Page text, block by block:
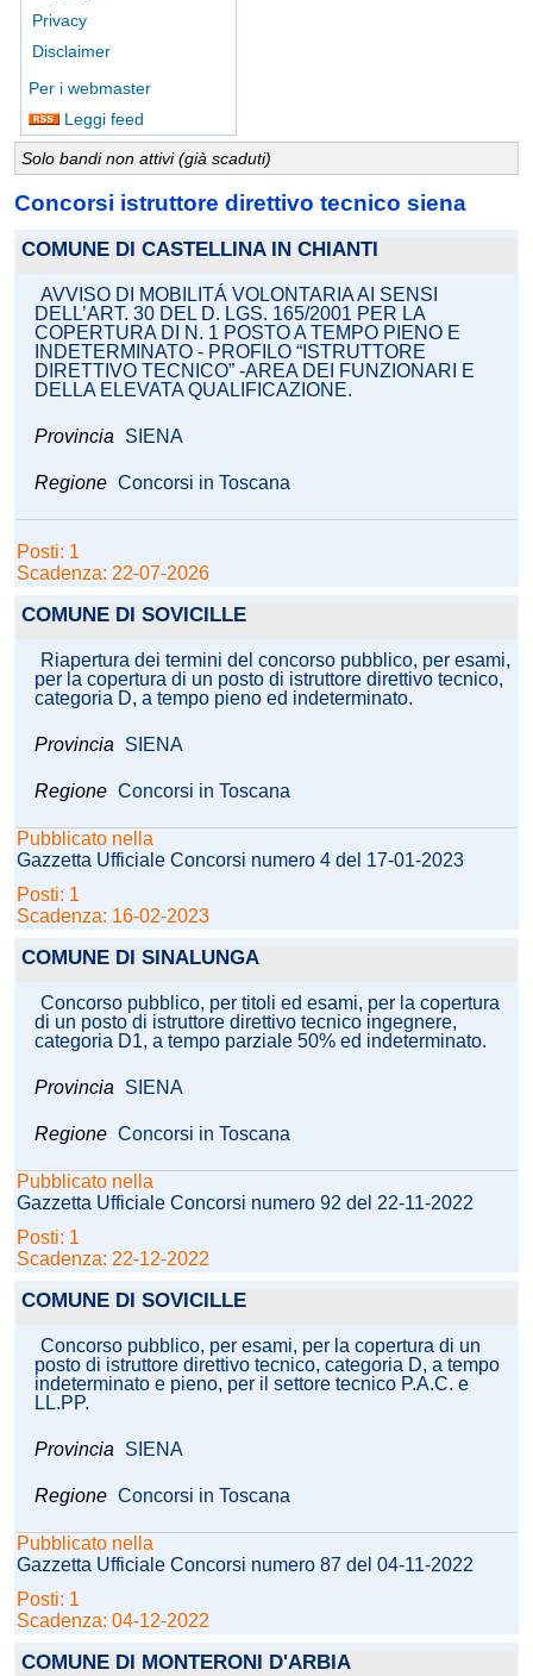
Privacy
Disclaimer
Per i webmaster
Leggi feed
Solo bandi non attivi (già scaduti)
Concorsi istruttore direttivo tecnico siena
COMUNE DI CASTELLINA IN CHIANTI
AVVISO DI MOBILITÁ VOLONTARIA AI SENSI
DELL’ART. 30 DEL D. LGS. 165/2001 PER LA
COPERTURA DI N. 1 POSTO A TEMPO PIENO E
INDETERMINATO - PROFILO “ISTRUTTORE
DIRETTIVO TECNICO” -AREA DEI FUNZIONARI E
DELLA ELEVATA QUALIFICAZIONE.
Provincia SIENA
Regione Concorsi in Toscana
Posti: 1
Scadenza: 22-07-2026
COMUNE DI SOVICILLE
Riapertura dei termini del concorso pubblico, per esami,
per la copertura di un posto di istruttore direttivo tecnico,
categoria D, a tempo pieno ed indeterminato.
Provincia SIENA
Regione Concorsi in Toscana
Pubblicato nella
Gazzetta Ufficiale Concorsi numero 4 del 17-01-2023
Posti: 1
Scadenza: 16-02-2023
COMUNE DI SINALUNGA
Concorso pubblico, per titoli ed esami, per la copertura
di un posto di istruttore direttivo tecnico ingegnere,
categoria D1, a tempo parziale 50% ed indeterminato.
Provincia SIENA
Regione Concorsi in Toscana
Pubblicato nella
Gazzetta Ufficiale Concorsi numero 92 del 22-11-2022
Posti: 1
Scadenza: 22-12-2022
COMUNE DI SOVICILLE
Concorso pubblico, per esami, per la copertura di un
posto di istruttore direttivo tecnico, categoria D, a tempo
indeterminato e pieno, per il settore tecnico P.A.C. e
LL.PP.
Provincia SIENA
Regione Concorsi in Toscana
Pubblicato nella
Gazzetta Ufficiale Concorsi numero 87 del 04-11-2022
Posti: 1
Scadenza: 04-12-2022
COMUNE DI MONTERONI D'ARBIA